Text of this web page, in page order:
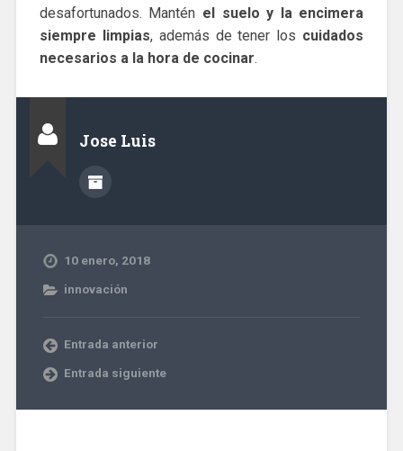
desafortunados. Mantén el suelo y la encimera
siempre limpias, además de tener los cuidados
necesarios a la hora de cocinar.
Jose Luis
10 enero, 2018
innovación
Entrada anterior
Entrada siguiente